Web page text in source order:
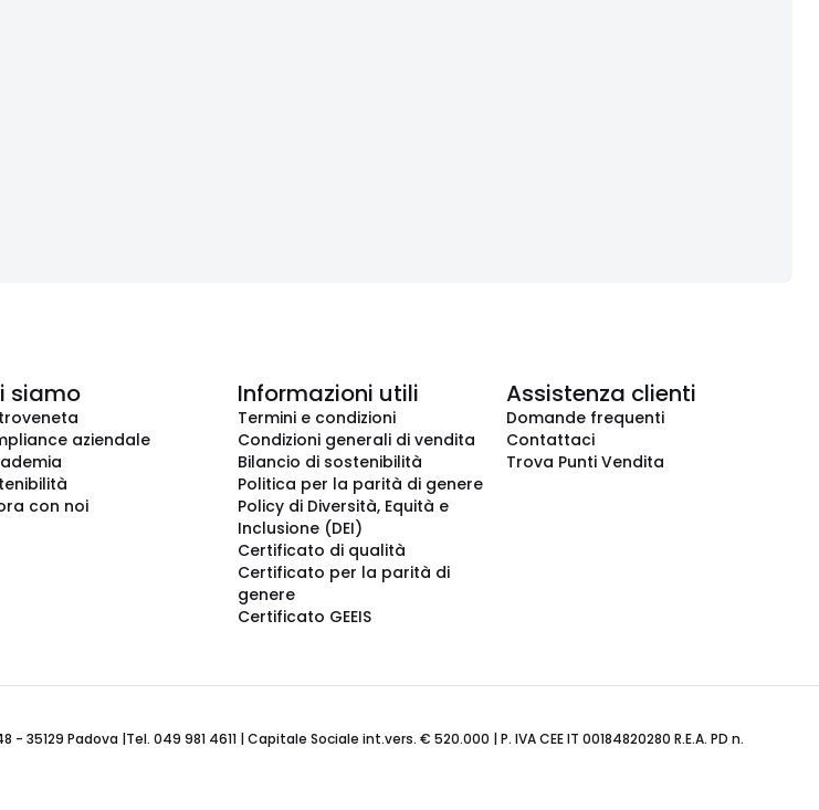
siamo
aziendale
con noi
Informazioni utili
Termini e condizioni
Condizioni generali di vendita
Bilancio di sostenibilità
Politica per la parità di genere
Policy di Diversità, Equità e
Inclusione (DEI)
Certificato di qualità
Certificato per la parità di
genere
Certificato GEEIS
Assistenza clienti
Domande frequenti
Contattaci
Trova Punti Vendita
35129 Padova |Tel. 049 981 4611 | Capitale Sociale int.vers. € 520.000 | P. IVA CEE IT 00184820280 R.E.A. PD n.